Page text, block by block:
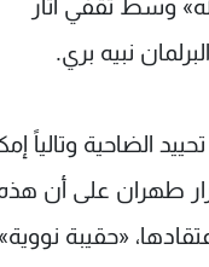
وسط تقفّي آثار
نبيه بري.
الضاحية وتالياً
طهران على أن
«حقيبة نووية»